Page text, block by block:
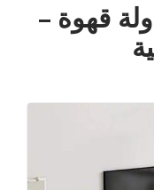
قهوة –